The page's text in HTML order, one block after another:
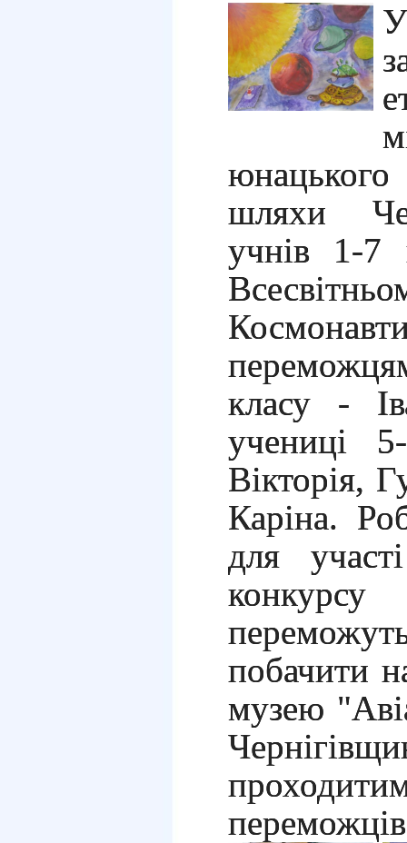
шляхи
учнів 1-7
класу -
учениці
Вікторія,
Каріна.
для
побачити
музею